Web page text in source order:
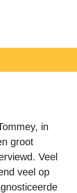
in
groot
Veel
veel op